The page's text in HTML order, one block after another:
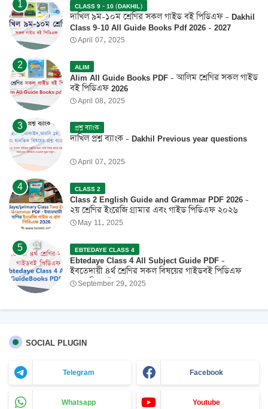
CLASS 9 - 10 (DAKHIL)
দাখিল ৯ম-১০ম শ্রেণির সকল গাইড বই পিডিএফ - Dakhil
Class 9-10 All Guide Books Pdf 2026 - 2027
April 07, 2025
ALIM
Alim All Guide Books PDF - আলিম শ্রেণির সকল গাইড
বই পিডিএফ 2026
April 08, 2025
প্রশ্ন ব্যাংক
দাখিল প্রশ্ন ব্যাংক - Dakhil Previous year questions
April 07, 2025
CLASS 2
Class 2 English Guide and Grammar PDF 2026 -
২য় শ্রেণির ইংরেজি গ্রামার এবং গাইড পিডিএফ ২০২৬
May 11, 2025
EBTEDAYE CLASS 4
Ebtedaye Class 4 All Subject Guide PDF -
ইবতেদায়ী ৪র্থ শ্রেণির সকল বিষয়ের গাইডবই পিডিএফ
2026 ফ্রি ডাউনলোড
September 29, 2025
SOCIAL PLUGIN
Telegram Facebook
Whatsapp Youtube